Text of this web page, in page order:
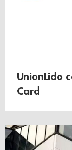
UnionLido
Card